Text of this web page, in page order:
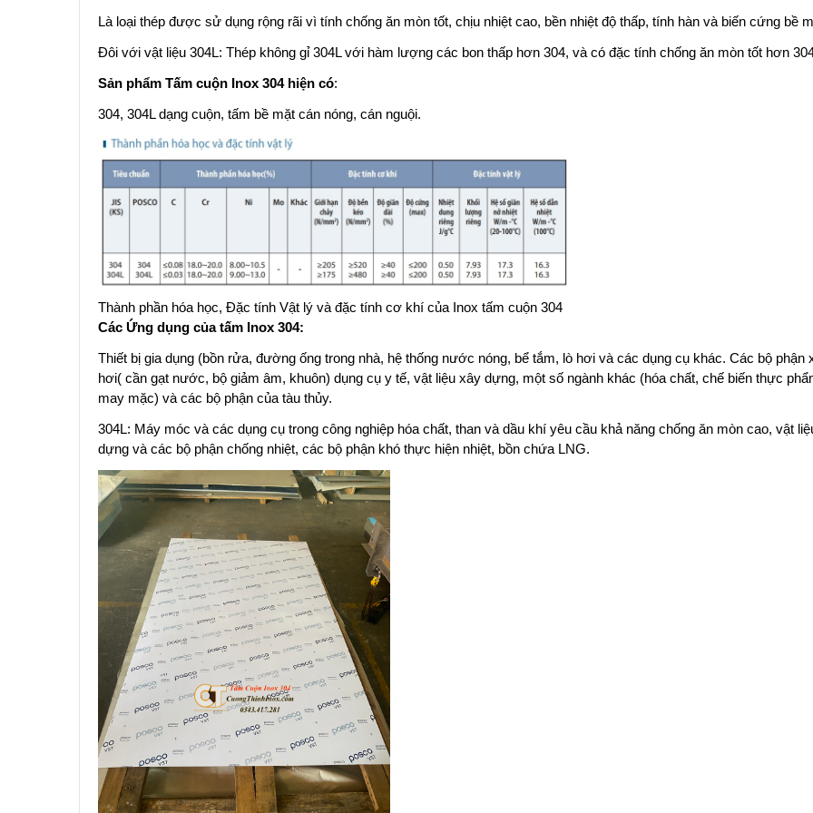
Là loại thép được sử dụng rộng rãi vì tính chống ăn mòn tốt, chịu nhiệt cao, bền nhiệt độ thấp, tính hàn và biến cứng bề
Đôi với vật liệu 304L: Thép không gỉ 304L với hàm lượng các bon thấp hơn 304, và có đặc tính chống ăn mòn tốt hơn
Sản phẩm Tấm cuộn Inox 304 hiện có:
304, 304L dạng cuộn, tấm bề mặt cán nóng, cán nguội.
Thành phần hóa học, Đặc tính Vật lý và đặc tính cơ khí của Inox tấm cuộn 304
Các Ứng dụng của tấm Inox 304:
Thiết bị gia dụng (bồn rửa, đường ống trong nhà, hệ thống nước nóng, bể tắm, lò hơi và các dụng cụ khác. Các bộ phận
hơi( cần gạt nước, bộ giảm âm, khuôn) dụng cụ y tế, vật liệu xây dựng, một số ngành khác (hóa chất, chế biến thực
may mặc) và các bộ phận của tàu thủy.
304L: Máy móc và các dụng cụ trong công nghiệp hóa chất, than và dầu khí yêu cầu khả năng chống ăn mòn cao, vật
dựng và các bộ phận chống nhiệt, các bộ phận khó thực hiện nhiệt, bồn chứa LNG.